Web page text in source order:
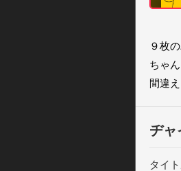
９枚
ちゃ
間違
ヂャ
タイ